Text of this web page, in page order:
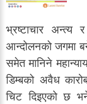
भ्रष्टाचार अन्त्य
आन्दोलनको जगमा
समेत मानिने
डिम्बको अवैध
चिट दिइएको छ भने